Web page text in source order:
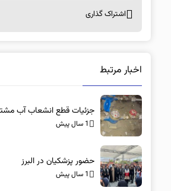
اشتراک گذاری
اخبار مرتبط
جزئیات قطع انشعاب آب
1 سال پیش
حضور پزشکیان در البرز
1 سال پیش